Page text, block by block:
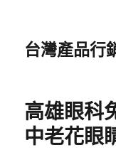
台灣產品行
高雄眼科
中老花眼